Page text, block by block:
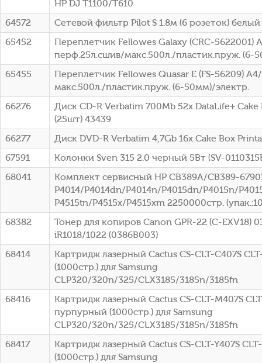
HP DJ T1100/T610
64572
Сетевой фильтр Pilot S 1.8м (6 розеток)
65452
Переплетчик Fellowes Galaxy (CRC-5622001)
перф.25л.сшив/макс.500л./пластик.пруж. (6-
65455
Переплетчик Fellowes Quasar E (FS-56209)
макс.500л./пластик.пруж. (6-50мм)/электр.
66276
Диск CD-R Verbatim 700Mb 52x DataLife+ Cake
(25шт) 43439
66277
Диск DVD-R Verbatim 4,7Gb 16x Cake Box
67591
Колонки Sven 315 2.0 черный 5Вт (SV-
68041
Комплект сервисный HP CB389A/CB389-
P4014/P4014dn/P4014n/P4015dn/P4015n/
P4515tn/P4515x/P4515xm 2250000стр.
68382
Тонер для копиров Canon GPR-22 (C-EXV18)
iR1018/1022 (0386B003)
68414
Картридж лазерный Cactus CS-CLT-C407S
(1000стр.) для Samsung
CLP320/320n/325/CLX3185/3185n/3185fn
68416
Картридж лазерный Cactus CS-CLT-M407S
пурпурный (1000стр.) для Samsung
CLP320/320n/325/CLX3185/3185n/3185fn
68417
Картридж лазерный Cactus CS-CLT-Y407S
(1000стр.) для Samsung